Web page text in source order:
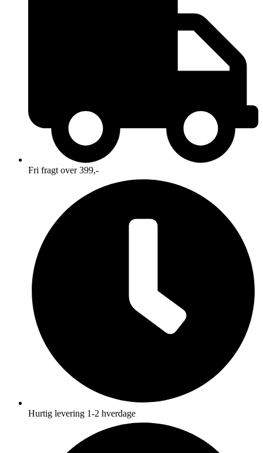
Fri fragt over 399,-
Hurtig levering 1-2 hverdage